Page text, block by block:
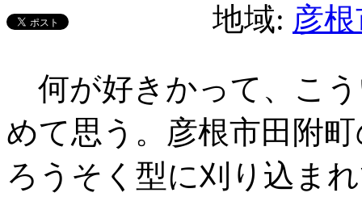
地域: 彦
何が好きかって、こ
めて思う。彦根市田附
ろうそく型に刈り込ま